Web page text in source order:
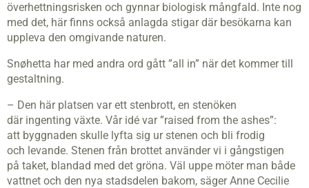
överhettningsrisken och gynnar biologisk mångfald. Inte nog
med det, här finns också anlagda stigar där besökarna kan
uppleva den omgivande naturen.
Snøhetta har med andra ord gått ”all in” när det kommer till
gestaltning.
– Den här platsen var ett stenbrott, en stenöken
där ingenting växte. Vår idé var ”raised from the ashes”:
att byggnaden skulle lyfta sig ur stenen och bli frodig
och levande. Stenen från brottet använder vi i gångstigen
på taket, blandad med det gröna. Väl uppe möter man både
vattnet och den nya stadsdelen bakom, säger Anne Cecilie